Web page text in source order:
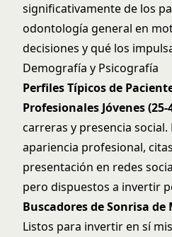
significativamente de los
odontología general en
decisiones y qué los
Demografía y Psicografía
Perfiles Típicos de
Profesionales Jóvenes (25-
carreras y presencia
apariencia profesional,
presentación en redes
pero dispuestos a invertir
Buscadores de Sonrisa de
Listos para invertir en sí